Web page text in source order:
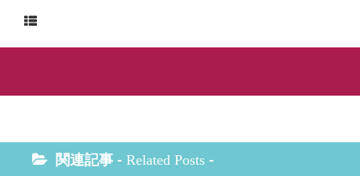
関連記事 - Related Posts -